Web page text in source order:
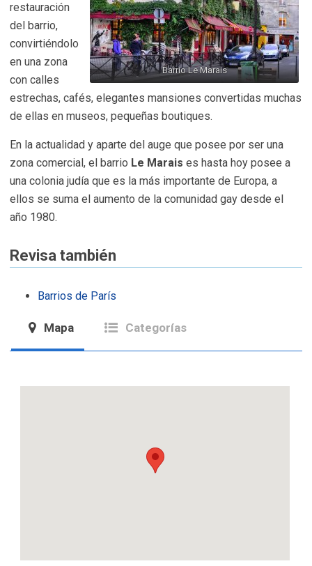
Barrio Le Marais
restauración
del barrio,
convirtiéndolo
en una zona
con calles
estrechas, cafés, elegantes mansiones convertidas muchas
de ellas en museos, pequeñas boutiques.
En la actualidad y aparte del auge que posee por ser una
zona comercial, el barrio Le Marais es hasta hoy posee a
una colonia judía que es la más importante de Europa, a
ellos se suma el aumento de la comunidad gay desde el
año 1980.
Revisa también
Barrios de París
Mapa Categorías